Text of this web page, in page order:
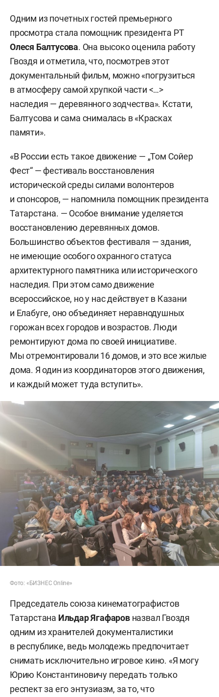
Одним из почетных гостей премьерного
просмотра стала помощник президента РТ
Олеся Балтусова. Она высоко оценила работу
Гвоздя и отметила, что, посмотрев этот
документальный фильм, можно «погрузиться
в атмосферу самой хрупкой части <…>
наследия — деревянного зодчества». Кстати,
Балтусова и сама снималась в «Красках
памяти».
«В России есть такое движение — „Том Сойер
Фест“ — фестиваль восстановления
исторической среды силами волонтеров
и спонсоров, — напомнила помощник президента
Татарстана. — Особое внимание уделяется
восстановлению деревянных домов.
Большинство объектов фестиваля — здания,
не имеющие особого охранного статуса
архитектурного памятника или исторического
наследия. При этом само движение
всероссийское, но у нас действует в Казани
и Елабуге, оно объединяет неравнодушных
горожан всех городов и возрастов. Люди
ремонтируют дома по своей инициативе.
Мы отремонтировали 16 домов, и это все жилые
дома. Я один из координаторов этого движения,
и каждый может туда вступить».
Фото: «БИЗНЕС Online»
Председатель союза кинематографистов
Татарстана Ильдар Ягафаровназвал Гвоздя
одним из хранителей документалистики
в республике, ведь молодежь предпочитает
снимать исключительно игровое кино. «Я могу
Юрию Константиновичу передать только
респект за его энтузиазм, за то, что